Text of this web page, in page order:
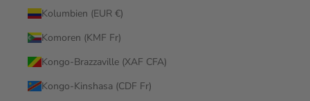
Kolumbien (EUR €)
Komoren (KMF Fr)
Kongo-Brazzaville (XAF CFA)
Kongo-Kinshasa (CDF Fr)